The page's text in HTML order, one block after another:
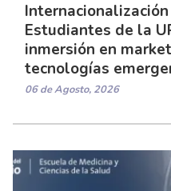
Estudiantes de la
inmersión en
tecnologías
06 de Agosto, 2026